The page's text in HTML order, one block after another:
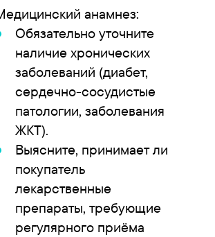
анамнез:
Обязательно уточните
наличие хронических
заболеваний (диабет,
сердечно-сосудистые
патологии, заболевания
ЖКТ).
Выясните, принимает ли
покупатель
лекарственные
препараты, требующие
регулярного приёма